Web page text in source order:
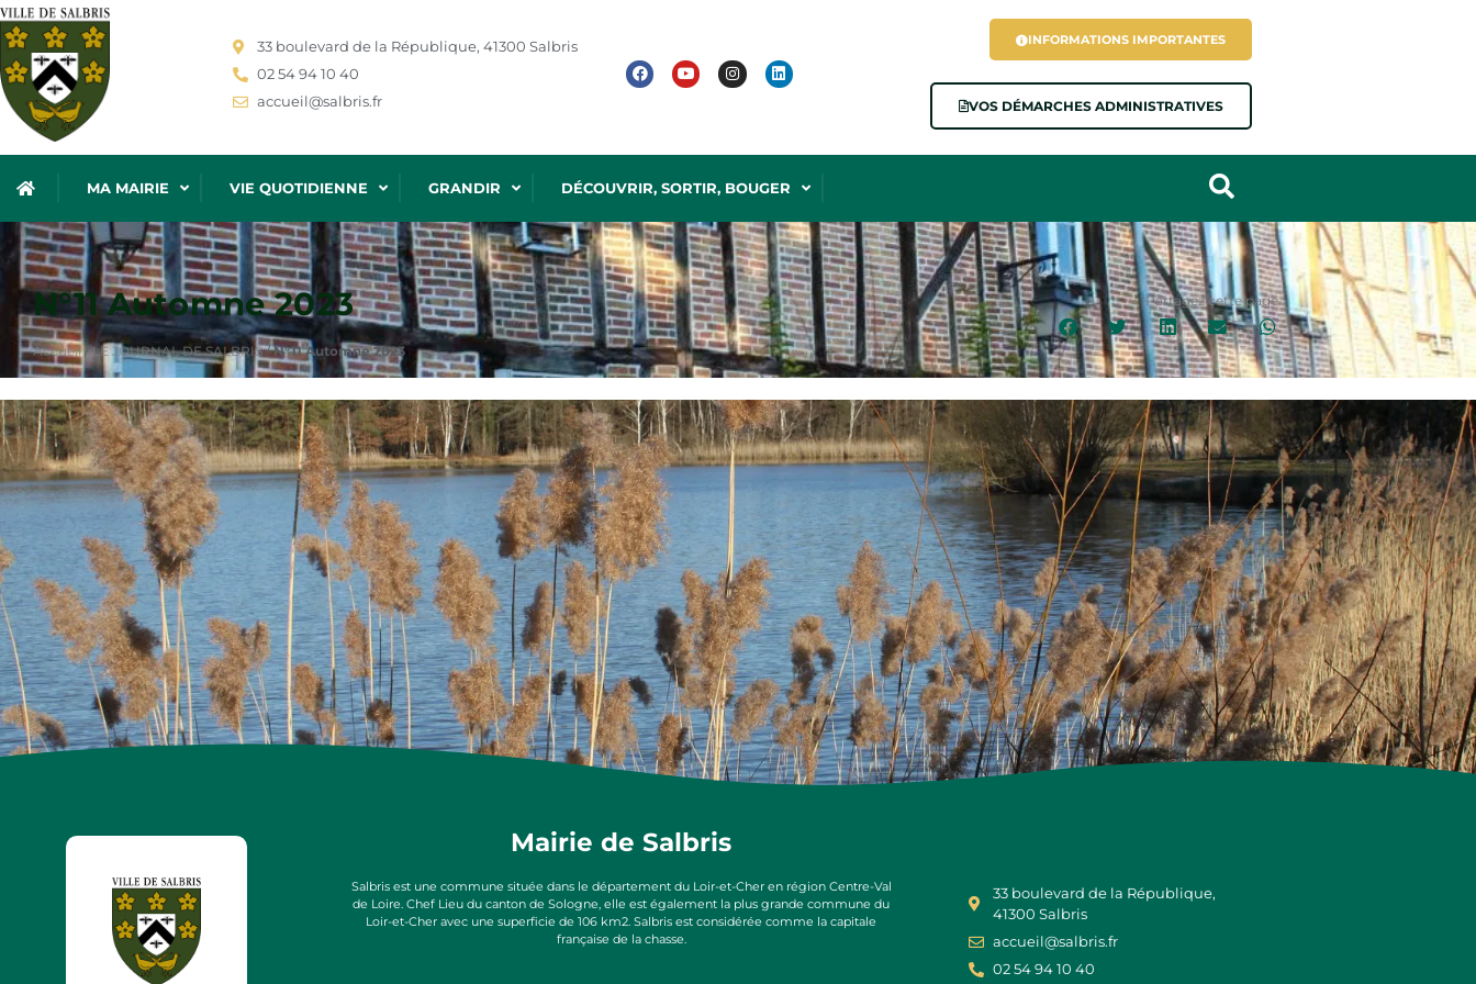
33 boulevard de la République, 41300 Salbris
02 54 94 10 40
accueil@salbris.fr
INFORMATIONS IMPORTANTES
VOS DÉMARCHES ADMINISTRATIVES
MA MAIRIE VIE QUOTIDIENNE GRANDIR DÉCOUVRIR, SORTIR, BOUGER
N°11 Automne 2023
Accueil/LE JOURNAL DE SALBRIS/N°11 Automne 2023
Partagez cette page :
Mairie de Salbris
Salbris est une commune située dans le département du Loir-et-Cher en région Centre-Val
de Loire. Chef Lieu du canton de Sologne, elle est également la plus grande commune du
Loir-et-Cher avec une superficie de 106 km2. Salbris est considérée comme la capitale
française de la chasse.
33 boulevard de la République,
41300 Salbris
accueil@salbris.fr
02 54 94 10 40